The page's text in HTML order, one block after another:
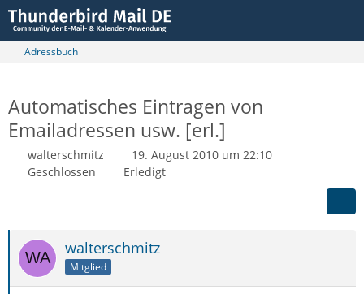
Adressbuch
Automatisches Eintragen von
Emailadressen usw. [erl.]
walterschmitz
19. August 2010 um 22:10
Geschlossen
Erledigt
walterschmitz
Mitglied